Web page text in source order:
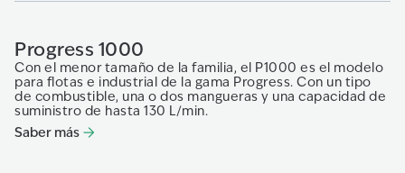
Progress 1000
Con el menor tamaño de la familia, el P1000 es el modelo
para flotas e industrial de la gama Progress. Con un tipo
de combustible, una o dos mangueras y una capacidad de
suministro de hasta 130 L/min.
Saber más